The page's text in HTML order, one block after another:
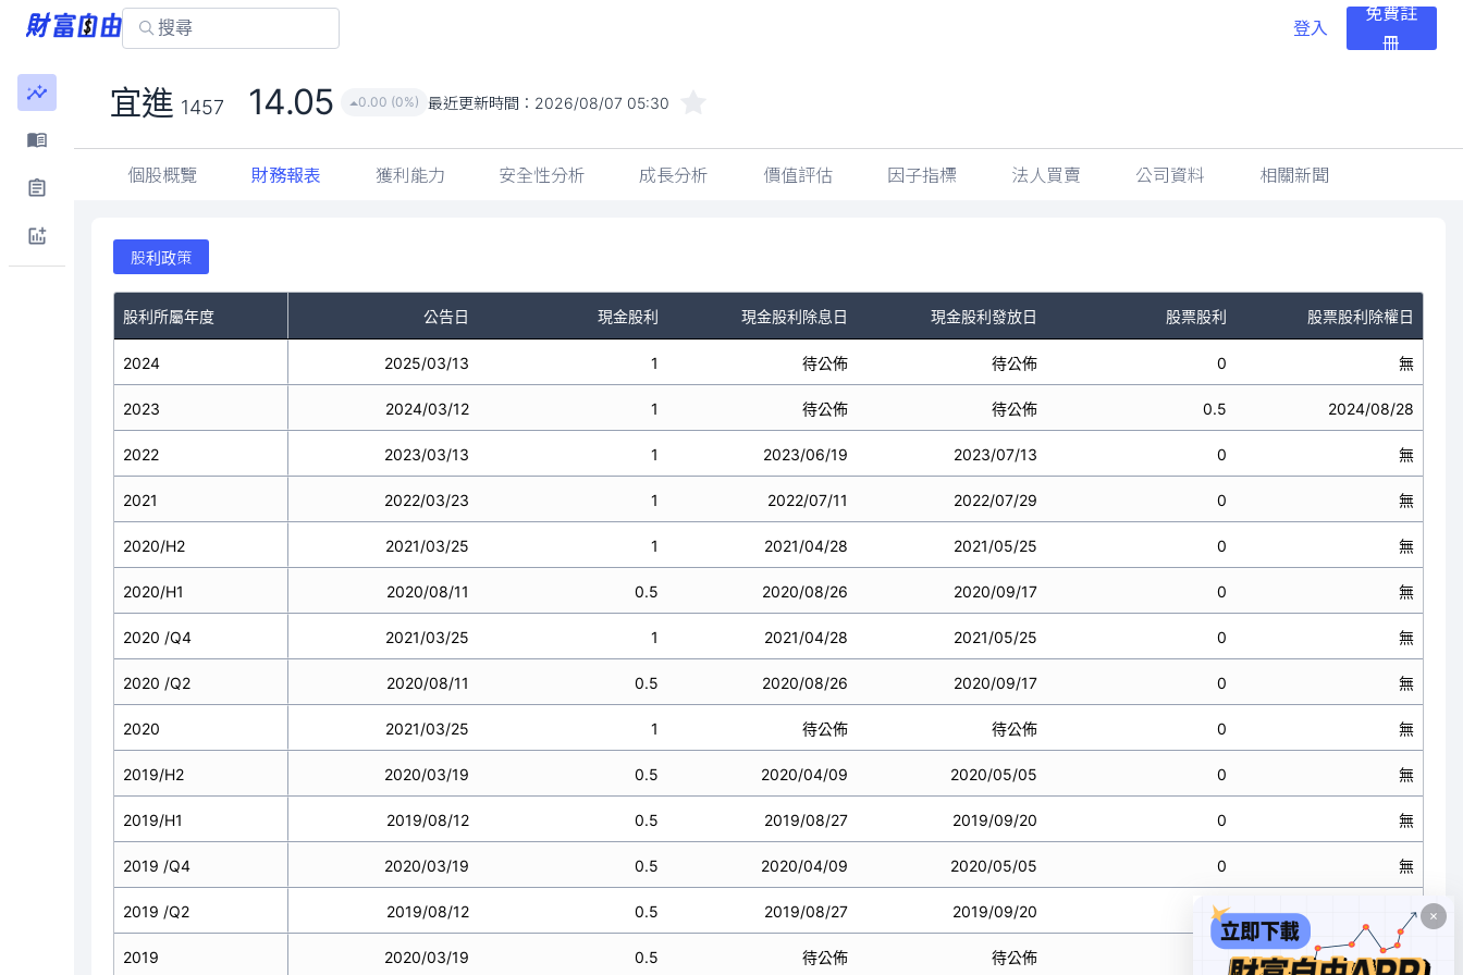
登入
免費註
冊
宜進 1457 14.05 0.00 (0%) 最近更新時間： 2026/08/07 05:30
個股概覽 財務報表 獲利能力 安全性分析 成長分析 價值評估 因子指標 法人買賣 公司資料 相關新聞
股利政策
股利所屬年度 公告日 現金股利 現金股利除息日 現金股利發放日 股票股利 股票股利除權日
2024
2023
2022
2021
2020/H2
2020/H1
2020 /Q4
2020 /Q2
2020
2019/H2
2019/H1
2019 /Q4
2019 /Q2
2019
2025/03/13 1 待公佈 待公佈 0 無
2024/03/12 1 待公佈 待公佈 0.5 2024/08/28
2023/03/13 1 2023/06/19 2023/07/13 0 無
2022/03/23 1 2022/07/11 2022/07/29 0 無
2021/03/25 1 2021/04/28 2021/05/25 0 無
2020/08/11 0.5 2020/08/26 2020/09/17 0 無
2021/03/25 1 2021/04/28 2021/05/25 0 無
2020/08/11 0.5 2020/08/26 2020/09/17 0 無
2021/03/25 1 待公佈 待公佈 0 無
2020/03/19 0.5 2020/04/09 2020/05/05 0 無
2019/08/12 0.5 2019/08/27 2019/09/20 0 無
2020/03/19 0.5 2020/04/09 2020/05/05 0 無
2019/08/12 0.5 2019/08/27 2019/09/20 0 無
2020/03/19 0.5 待公佈 待公佈 無